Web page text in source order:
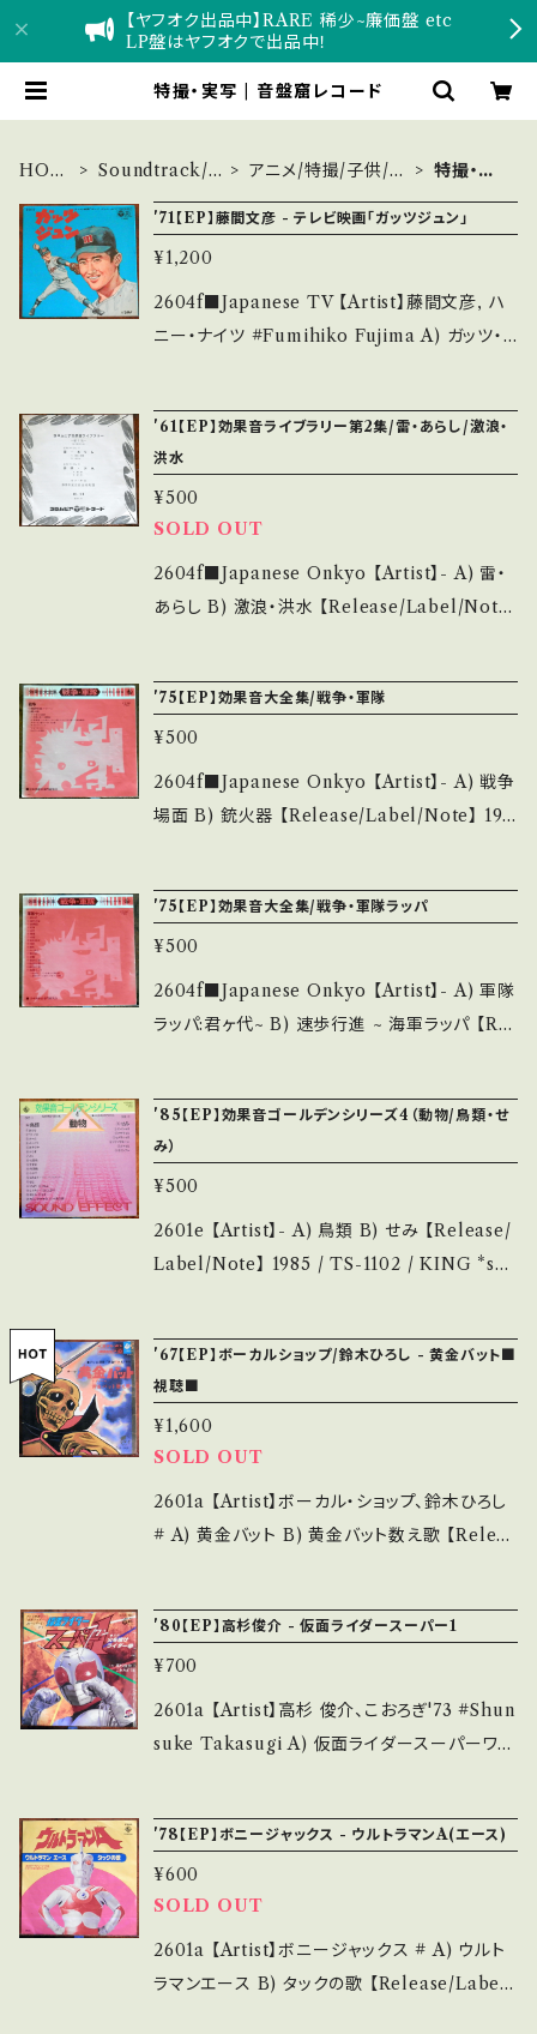
【ヤフオク出品中】RARE 稀少~廉価盤 etc
LP盤はヤフオクで出品中！
特撮・実写 | 音盤窟レコード
HOM
Soundtrack/e
アニメ/特撮/子供/童
特撮・実
'71【EP】藤間文彦 - テレビ映画「ガッツジュン」
¥1,200
2604f■Japanese TV 【Artist】藤間文彦, ハ
ニー・ナイツ #Fumihiko Fujima A) ガッツ・
/ コロムビア *テレビ映画「ガッツジュン」 Com
posed By :鈴木邦彦 ■参考視聴■ https://y
outu.be/SyEmU-bQfAY?si=rYmmHiP4m
QGa-ZwZ 【Condition】 Jacket/Record：B
+/B+ (国内盤/Book) ______________
___________ 【About the state/状態説
痛み多・キズ多く痛み多 *その他、+ - で補足し
ています。 *中古という事をご理解して頂ける方
のご購入をお願い致します。 Please purchase
it if you understand that it is second han
thebase.in/items/14252144 お知らせ等は、A
'61【EP】効果音ライブラリー第2集/雷・あらし/激浪・
洪水
¥500
SOLD OUT
2604f■Japanese Onkyo 【Artist】- A) 雷・
あらし B) 激浪・洪水 【Release/Label/Not
内盤) ________________________
_ 【About the state/状態説明】 S・新品未開
封など A・綺麗・キズ等も無く、痛みも薄い B・多
少痛み・キズなど見られる C・痛み多・キズ多く
致します。 Please purchase it if you under
stand that it is second hand. *詳しくは ■
■■状態・説明 / 発送について■■■ をご覧く
'75【EP】効果音大全集/戦争・軍隊
¥500
2604f■Japanese Onkyo 【Artist】- A) 戦争
場面 B) 銃火器 【Release/Label/Note】 197
______________________ 【About
the state/状態説明】 S・新品未開封など A・綺
麗・キズ等も無く、痛みも薄い B・多少痛み・キズ
など見られる C・痛み多・キズ多く痛み多 *その
ase purchase it if you understand that it
is second hand. *詳しくは ■■■状態・説明
/ 発送について■■■ をご覧ください。 https://
onbankutsu.thebase.in/items/14252144
お知らせ等は、About 画面にてご確認ください。
'75【EP】効果音大全集/戦争・軍隊ラッパ
¥500
2604f■Japanese Onkyo 【Artist】- A) 軍隊
ラッパ:君ヶ代~ B) 速歩行進 ~ 海軍ラッパ 【Rel
rd：B/B (国内盤) _________________
________ 【About the state/状態説明】
S・新品未開封など A・綺麗・キズ等も無く、痛み
も薄い B・多少痛み・キズなど見られる C・痛み
多・キズ多く痛み多 *その他、+ - で補足してい
f you understand that it is second hand.
*詳しくは ■■■状態・説明 / 発送について■
■■ をご覧ください。 https://onbankutsu.th
ebase.in/items/14252144 お知らせ等は、Ab
out 画面にてご確認ください。 ___
'85【EP】効果音ゴールデンシリーズ4（動物/鳥類・せ
み）
¥500
2601e 【Artist】- A) 鳥類 B) せみ 【Release/
Label/Note】 1985 / TS-1102 / KING *so
盤/3つ折り) ____________________
_____ 【About the state/状態説明】 S・新
品未開封など A・綺麗・キズ等も無く、痛みも薄
い B・多少痛み・キズなど見られる C・痛み多・
キズ多く痛み多 *その他、+ - で補足しています。
*中古という事をご理解して頂ける方のご購入を
は ■■■状態・説明 / 発送について■■■ を
ご覧ください。 https://onbankutsu.thebase.i
n/items/14252144 お知らせ等は、About 画
面にてご確認ください。 ___
'67【EP】ボーカルショップ/鈴木ひろし - 黄金バット■
視聴■
¥1,600
SOLD OUT
2601a 【Artist】ボーカル・ショップ、鈴木ひろし
# A) 黄金バット B) 黄金バット数え歌 【Releas
ps://youtu.be/l23Sl1xWmJs 【Conditio
n】 Jacket/Record：B-/B- (国内盤/ブックジャ
ケ) *ジャケ破れ、微キズ _____________
____________ 【About the state/状態
C・痛み多・キズ多く痛み多 *その他、+ - で補足
しています。 *中古という事をご理解して頂ける
方のご購入をお願い致します。 Please purcha
se it if you understand that it is second
'80【EP】高杉俊介 - 仮面ライダースーパー1
¥700
2601a 【Artist】高杉 俊介、こおろぎ'73 #Shun
suke Takasugi A) 仮面ライダースーパーワン
イダーシリーズ ■参考視聴■ - 【Conditio
n】 Jacket/Record：B/B- (国内盤/3つ折ジャ
ケ) *ジャケしわ多、微キズ多 ___________
______________ 【About the state/状
態説明】 S・新品未開封など A・綺麗・キズ等も
'78【EP】ボニージャックス - ウルトラマンA(エース)
¥600
SOLD OUT
2601a 【Artist】ボニージャックス # A) ウルト
ラマンエース B) タックの歌 【Release/Label/